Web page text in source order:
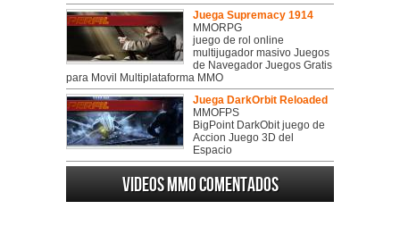
Juega Supremacy 1914
MMORPG
juego de rol online
multijugador masivo Juegos
de Navegador Juegos Gratis
para Movil Multiplataforma MMO
Juega DarkOrbit Reloaded
MMOFPS
BigPoint DarkObit juego de
Accion Juego 3D del
Espacio
Videos MMO Comentados